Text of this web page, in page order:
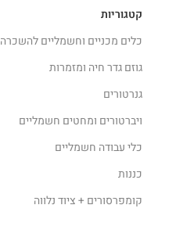
קטגוריות
כלים מכניים וחשמליים להשכרה
גוזם גדר חיה ומזמרות
גנרטורים
ויברטורים ומחטים חשמליים
כלי עבודה חשמליים
כננות
קומפרסורים + ציוד נלווה